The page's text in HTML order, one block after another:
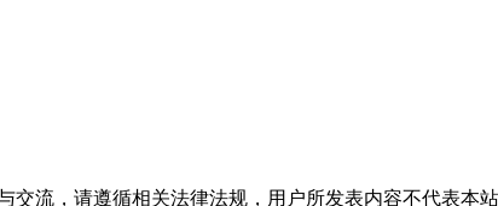
交流，请遵循相关法律法规，用户所发表内容不代表本